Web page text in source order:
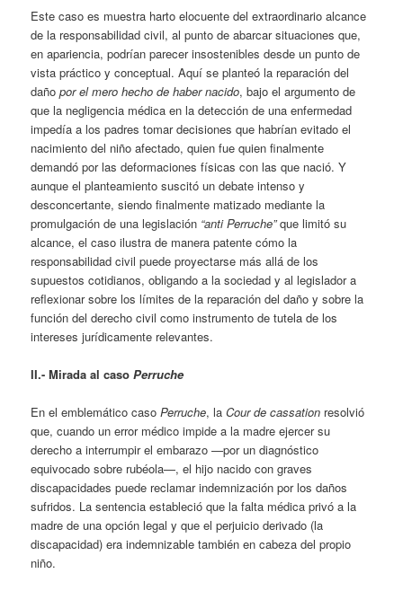
Este caso es muestra harto elocuente del extraordinario alcance
de la responsabilidad civil, al punto de abarcar situaciones que,
en apariencia, podrían parecer insostenibles desde un punto de
vista práctico y conceptual. Aquí se planteó la reparación del
dañopor el mero hecho de haber nacido, bajo el argumento de
que la negligencia médica en la detección de una enfermedad
impedía a los padres tomar decisiones que habrían evitado el
nacimiento del niño afectado, quien fue quien finalmente
demandó por las deformaciones físicas con las que nació. Y
aunque el planteamiento suscitó un debate intenso y
desconcertante, siendo finalmente matizado mediante la
promulgación de una legislación “anti Perruche”que limitó su
alcance, el caso ilustra de manera patente cómo la
responsabilidad civil puede proyectarse más allá de los
supuestos cotidianos, obligando a la sociedad y al legislador a
reflexionar sobre los límites de la reparación del daño y sobre la
función del derecho civil como instrumento de tutela de los
intereses jurídicamente relevantes.
II.- Mirada al casoPerruche
En el emblemático casoPerruche, laCour de cassation resolvió
que, cuando un error médico impide a la madre ejercer su
derecho a interrumpir el embarazo —por un diagnóstico
equivocado sobre rubéola—, el hijo nacido con graves
discapacidades puede reclamar indemnización por los daños
sufridos. La sentencia estableció que la falta médica privó a la
madre de una opción legal y que el perjuicio derivado (la
discapacidad) era indemnizable también en cabeza del propio
niño.